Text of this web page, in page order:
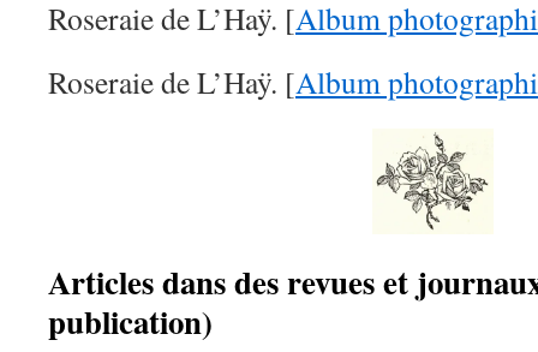
Roseraie de L’Haÿ. [Album
Roseraie de L’Haÿ. [Album
Articles dans des revues et
publication)